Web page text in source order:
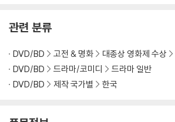
관련 분류
DVD/BD 고전 & 명화 대종상 영화제 수상
DVD/BD
드라마/코미디
드라마 일반
DVD/BD
제작 국가별 한국